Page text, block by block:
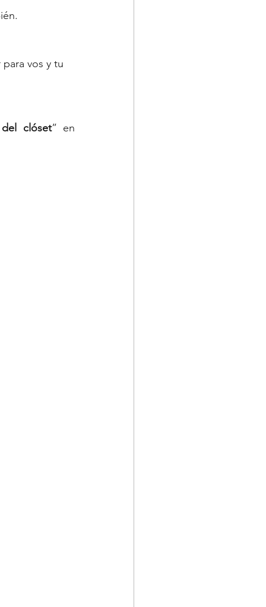
vos y tu
clóset” en